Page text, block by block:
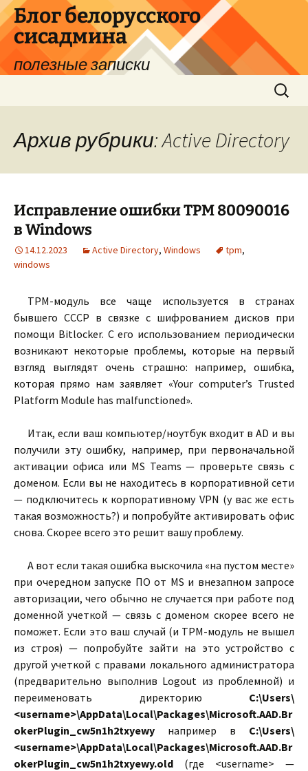
Перейти
к
содержимому
Блог белорусского
сисадмина
полезные записки
Найти:
Архив рубрики: Active Directory
Исправление ошибки TPM 80090016
в Windows
14.12.2023 Active Directory, Windows tpm,
windows
TPM-модуль все чаще используется в странах
бывшего СССР в связке с шифрованием дисков при
помощи Bitlocker. С его использованием периодически
возникают некоторые проблемы, которые на первый
взгляд выглядят очень страшно: например, ошибка,
которая прямо нам заявляет «Your computer’s Trusted
Platform Module has malfunctioned».
Итак, если ваш компьютер/ноутбук входит в AD и вы
получили эту ошибку, например, при первоначальной
активации офиса или MS Teams — проверьте связь с
доменом. Если вы не находитесь в корпоративной сети
— подключитесь к корпоративному VPN (у вас же есть
такая возможность?) и попробуйте активировать офис
снова. Скорее всего это решит вашу проблему.
А вот если такая ошибка выскочила «на пустом месте»
при очередном запуске ПО от MS и внезапном запросе
авторизации, чего обычно не случается при работе под
доменной учеткой — связь с доменом скорее всего не
поможет. Если это ваш случай (и TPM-модуль не вышел
из строя) — попробуйте зайти на это устройство с
другой учеткой с правами локального администратора
(предварительно выполнив Logout из проблемной) и
переименовать директорию C:\Users\
<username>\AppData\Local\Packages\Microsoft.AAD.Br
okerPlugin_cw5n1h2txyewy например в C:\Users\
<username>\AppData\Local\Packages\Microsoft.AAD.Br
okerPlugin_cw5n1h2txyewy.old (где <username> —